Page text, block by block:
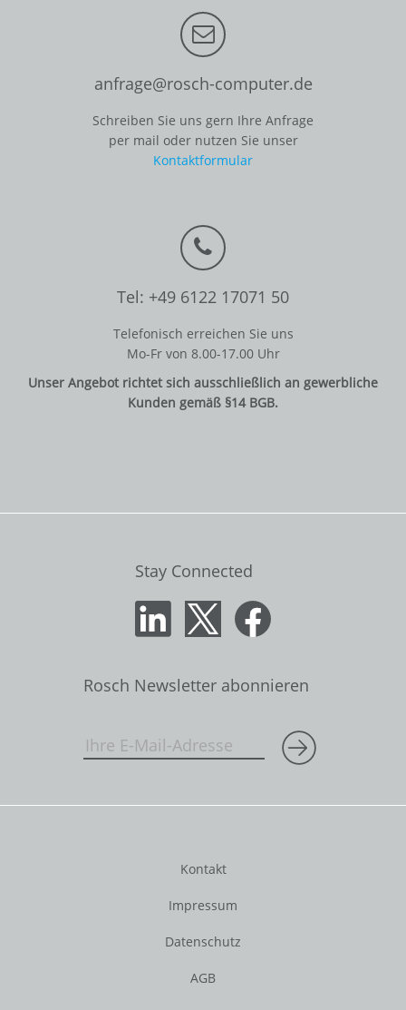
anfrage@rosch-computer.de
Schreiben Sie uns gern Ihre Anfrage
per mail oder nutzen Sie unser
Kontaktformular
Tel: +49 6122 17071 50
Telefonisch erreichen Sie uns
Mo-Fr von 8.00-17.00 Uhr
Unser Angebot richtet sich ausschließlich an gewerbliche
Kunden gemäß §14 BGB.
Stay Connected
Rosch Newsletter abonnieren
Kontakt
Impressum
Datenschutz
AGB